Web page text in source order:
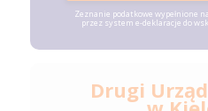
Zeznanie podatkowe wypełnione
przez system e-deklaracje do
Drugi